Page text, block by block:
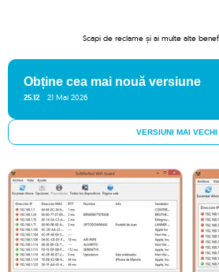
Scapi de reclame și ai multe alte
Obține cea mai nouă versiune
25.12 21 Mai 2026
VERSIUNI MAI VECHI